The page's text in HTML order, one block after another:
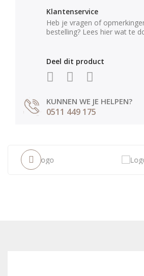
Klantenservice
Heb je vragen of
bestelling? Lees hier wat te
Deel dit product
KUNNEN WE JE HELPEN?
0511 449 175